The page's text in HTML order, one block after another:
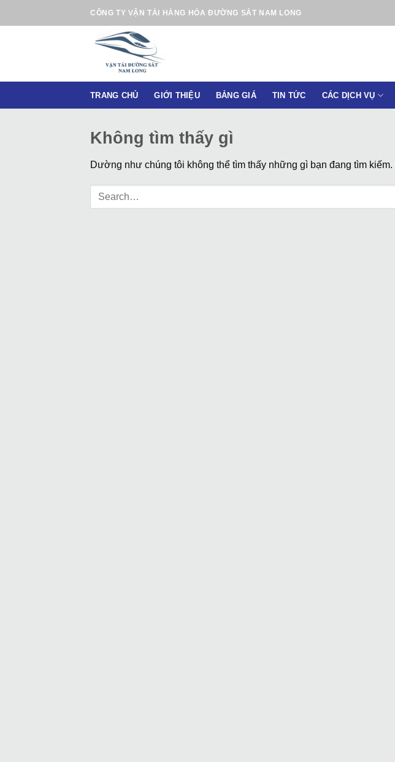
n
CÔNG TY VẬN TẢI HÀNG HÓA ĐƯỜNG SẮT NAM LONG
TRANG CHỦ GIỚI THIỆU BẢNG GIÁ TIN TỨC CÁC DỊCH VỤ
Không tìm thấy gì
Dường như chúng tôi không thể tìm thấy những gì bạn đang tìm